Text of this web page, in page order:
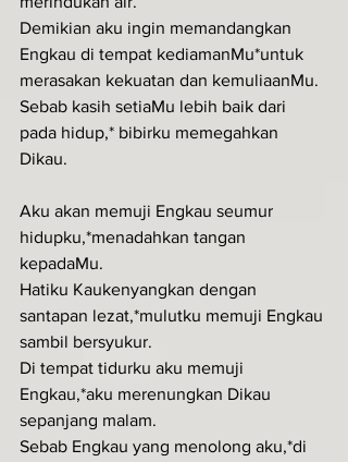
Demikian aku ingin memandangkan
Engkau di tempat kediamanMu*untuk
merasakan kekuatan dan kemuliaanMu.
Sebab kasih setiaMu lebih baik dari
pada hidup,* bibirku memegahkan
Dikau.
Aku akan memuji Engkau seumur
hidupku,*menadahkan tangan
kepadaMu.
Hatiku Kaukenyangkan dengan
santapan lezat,*mulutku memuji Engkau
sambil bersyukur.
Di tempat tidurku aku memuji
Engkau,*aku merenungkan Dikau
sepanjang malam.
Sebab Engkau yang menolong aku,*di